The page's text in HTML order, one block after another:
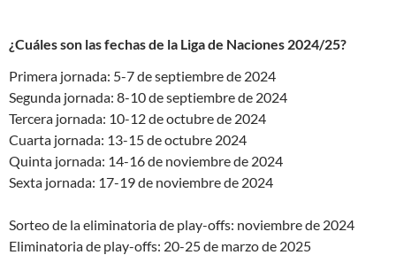
¿Cuáles son las fechas de la Liga de Naciones 2024/25?
Primera jornada: 5-7 de septiembre de 2024
Segunda jornada: 8-10 de septiembre de 2024
Tercera jornada: 10-12 de octubre de 2024
Cuarta jornada: 13-15 de octubre 2024
Quinta jornada: 14-16 de noviembre de 2024
Sexta jornada: 17-19 de noviembre de 2024
Sorteo de la eliminatoria de play-offs: noviembre de 2024
Eliminatoria de play-offs: 20-25 de marzo de 2025